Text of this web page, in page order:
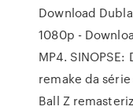
Download
1080p -
MP4. SINOPSE:
remake da
Ball Z